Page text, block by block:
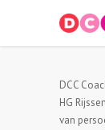
DCC
HG
van